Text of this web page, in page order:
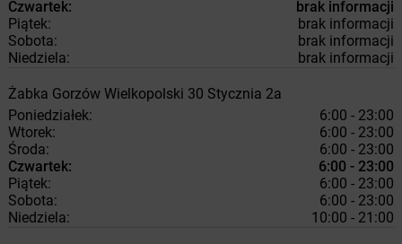
Czwartek:
brak informacji
Piątek:
brak informacji
Sobota:
brak informacji
Niedziela:
brak informacji
Żabka Gorzów Wielkopolski 30 Stycznia 2a
Poniedziałek:
6:00 - 23:00
Wtorek:
6:00 - 23:00
Środa:
6:00 - 23:00
Czwartek:
6:00 - 23:00
Piątek:
6:00 - 23:00
Sobota:
6:00 - 23:00
Niedziela:
10:00 - 21:00